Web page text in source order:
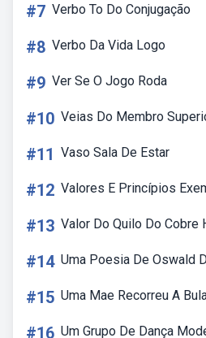
#7 Verbo To Do Conjugação
#8 Verbo Da Vida Logo
#9 Ver Se O Jogo Roda
#10 Veias Do Membro
#11 Vaso Sala De Estar
#12 Valores E Princípios
#13 Valor Do Quilo Do Cobre
#14 Uma Poesia De Oswald
#15 Uma Mae Recorreu A
#16 Um Grupo De Dança